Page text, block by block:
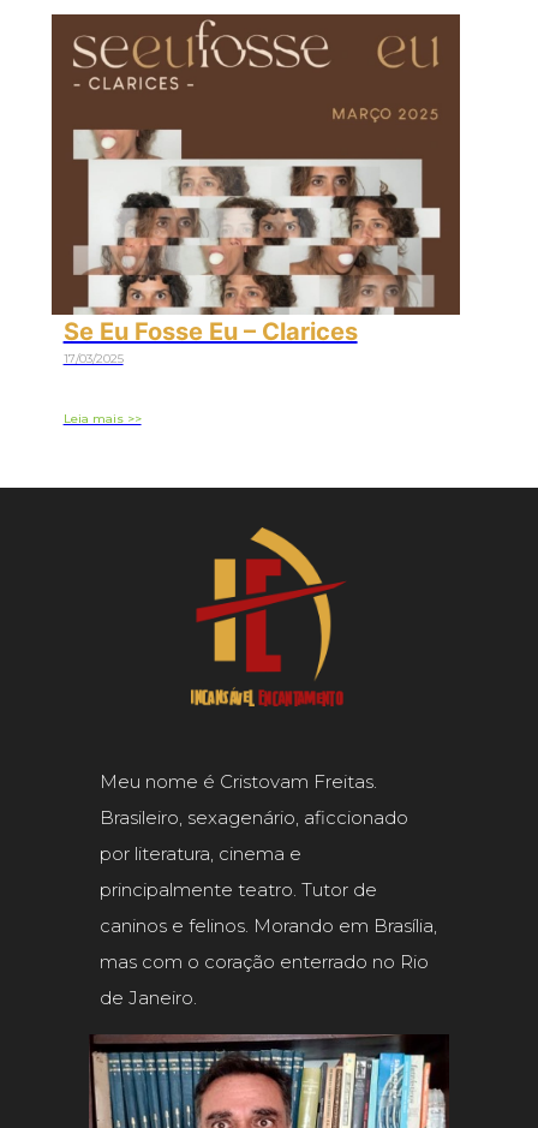
Se Eu Fosse Eu – Clarices
17/03/2025
Leia mais >>
Meu nome é Cristovam Freitas.
Brasileiro, sexagenário, aficcionado
por literatura, cinema e
principalmente teatro. Tutor de
caninos e felinos. Morando em Brasília,
mas com o coração enterrado no Rio
de Janeiro.